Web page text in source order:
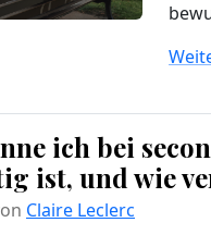
ich bei
ist, und wie
Claire Leclerc